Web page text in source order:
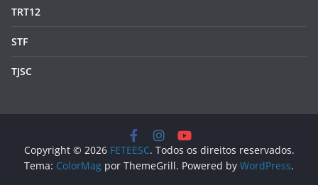
TRT12
STF
TJSC
Copyright © 2026 FETEESC. Todos os direitos reservados.
Tema: ColorMag por ThemeGrill. Powered by WordPress.